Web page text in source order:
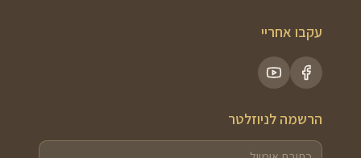
עקבו אחריי
הרשמה לניוזלטר